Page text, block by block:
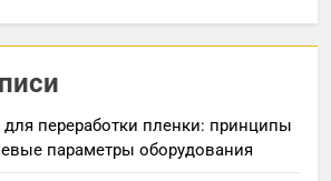
переработки пленки: принципы
параметры оборудования